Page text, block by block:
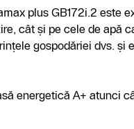
plus GB172i.2 este
cât și pe cele de apă
gospodăriei dvs. și
energetică A+ atunci